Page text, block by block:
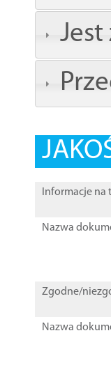
Informacje na
Nazwa
Zgodne/
Nazwa